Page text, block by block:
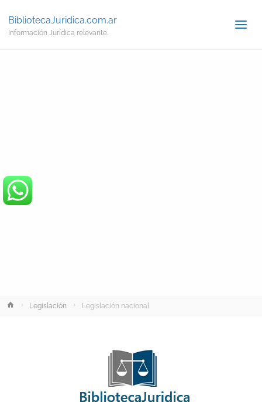
BibliotecaJuridica.com.ar
Información Jurídica relevante.
InicioLegislación Legislación nacional